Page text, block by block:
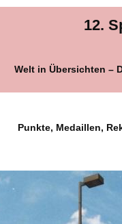
12.
Welt in Übersichten –
Punkte, Medaillen,